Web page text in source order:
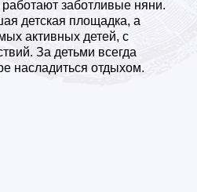
заботливые няни.
детская площадка, а
активных детей, с
За детьми всегда
насладиться отдыхом.